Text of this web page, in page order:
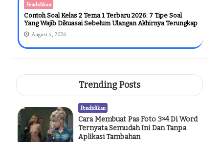
Pendidikan
Contoh Soal Kelas 2 Tema 1 Terbaru 2026: 7 Tipe Soal
Yang Wajib Dikuasai Sebelum Ulangan Akhirnya Terungkap
August 5, 2026
Trending Posts
Pendidikan
Cara Membuat Pas Foto 3×4 Di Word
Ternyata Semudah Ini Dan Tanpa
Aplikasi Tambahan